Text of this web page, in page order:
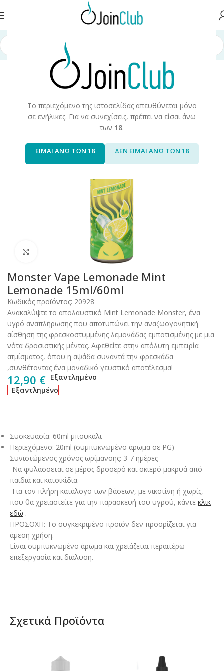
Το περιεχόμενο της ιστοσελίδας απευθύνεται μόνο
σε ενήλικες. Για να συνεχίσεις, πρέπει να είσαι άνω
των 18.
ΕΙΜΑΙ ΑΝΩ ΤΩΝ 18 ΔΕΝ ΕΙΜΑΙ ΑΝΩ ΤΩΝ 18
Υγρά Αναπλήρωσης
Monster Vape Lemonade Mint
Lemonade 15ml/60ml
Κωδικός προϊόντος: 20928
Ανακαλύψτε το απολαυστικό Mint Lemonade Monster, ένα
υγρό αναπλήρωσης που αποτυπώνει την αναζωογονητική
αίσθηση της φρεσκοστυμμένης λεμονάδας εμποτισμένης με μια
νότα δροσιστικής μέντας. Αφεθείτε στην απόλυτη εμπειρία
ατμίσματος, όπου η αψάδα συναντά την φρεσκάδα
,συνθέτοντας ένα μοναδικό γευστικό αποτέλεσμα!
12,90 € Εξαντλημένο
Εξαντλημένο
Συσκευασία: 60ml μπουκάλι
Περιεχόμενο: 20ml (συμπυκνωμένο άρωμα σε PG)
Συνιστώμενος χρόνος ωρίμανσης: 3-7 ημέρες
-Να φυλάσσεται σε μέρος δροσερό και σκιερό μακρυά από
παιδιά και κατοικίδια.
-Για τον πλήρη κατάλογο των βάσεων, με νικοτίνη ή χωρίς,
που θα χρειαστείτε για την παρασκευή του υγρού, κάντε κλικ
εδώ .
ΠΡΟΣΟΧΗ: Το συγκεκριμένο προϊόν δεν προορίζεται για
άμεση χρήση.
Είναι συμπυκνωμένο άρωμα και χρειάζεται περαιτέρω
επεξεργασία και διάλυση.
Σχετικά Προϊόντα